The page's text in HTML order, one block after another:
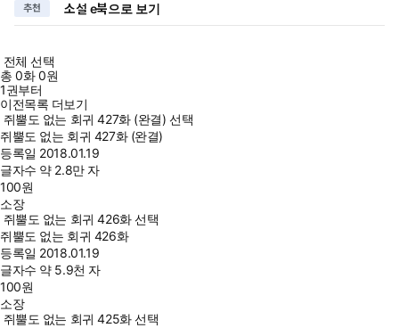
추천 소설 e북으로 보기
전체 선택
총0화0원
1권부터
이전목록 더보기
쥐뿔도 없는 회귀 427화 (완결) 선택
쥐뿔도 없는 회귀 427화 (완결)
등록일 2018.01.19
글자수 약 2.8만 자
100원
소장
쥐뿔도 없는 회귀 426화 선택
쥐뿔도 없는 회귀 426화
등록일 2018.01.19
글자수 약 5.9천 자
100원
소장
쥐뿔도 없는 회귀 425화 선택